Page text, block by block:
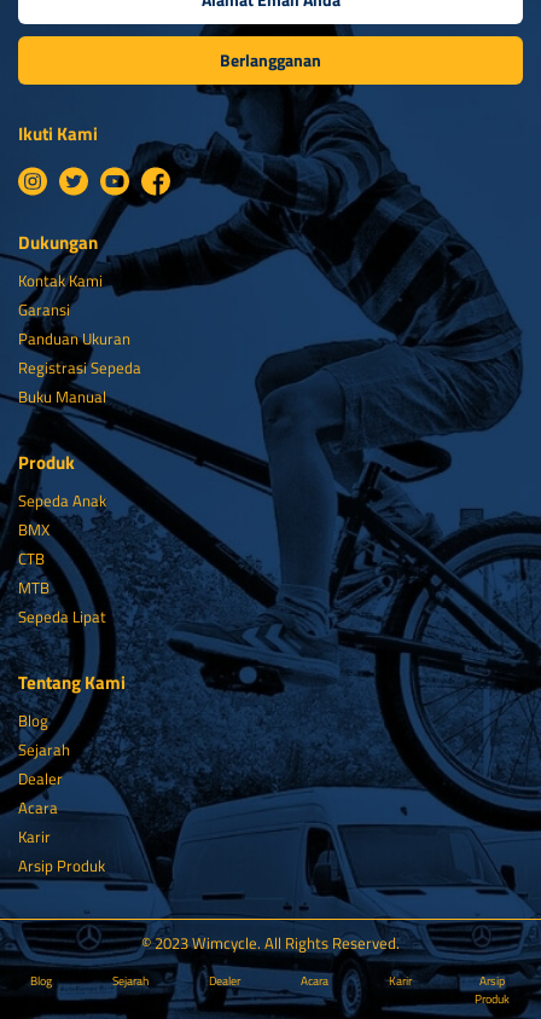
Berlangganan
Ikuti Kami
Dukungan
Kontak Kami
Garansi
Panduan Ukuran
Registrasi Sepeda
Buku Manual
Produk
Sepeda Anak
BMX
CTB
MTB
Sepeda Lipat
Tentang Kami
Blog
Sejarah
Dealer
Acara
Karir
Arsip Produk
© 2023 Wimcycle. All Rights Reserved.
Blog Sejarah Dealer Acara Karir
Arsip
Produk